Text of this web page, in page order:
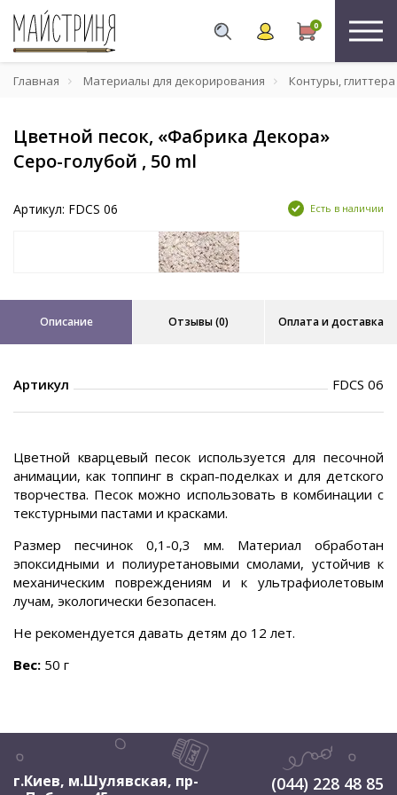
0
Главная Материалы для декорирования Контуры, глиттера
Цветной песок, «Фабрика Декора»
Серо-голубой , 50 ml
Артикул: FDCS 06 Есть в наличии
Описание Отзывы (0) Оплата и доставка
Артикул FDCS 06
Цветной кварцевый песок используется для песочной
анимации, как топпинг в скрап-поделках и для детского
творчества. Песок можно использовать в комбинации с
текстурными пастами и красками.
Размер песчинок 0,1-0,3 мм. Материал обработан
эпоксидными и полиуретановыми смолами, устойчив к
механическим повреждениям и к ультрафиолетовым
лучам, экологически безопасен.
Не рекомендуется давать детям до 12 лет.
Вес: 50 г
г.Киев, м.Шулявская, пр-
(044) 228 48 85